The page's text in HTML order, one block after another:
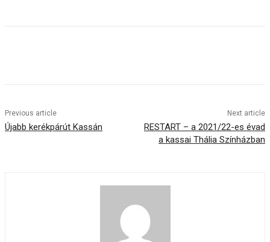
Previous article
Újabb kerékpárút Kassán
Next article
RESTART – a 2021/22-es évad
a kassai Thália Színházban